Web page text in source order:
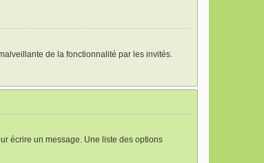
de la fonctionnalité par les invités.
écrire un message. Une liste des options